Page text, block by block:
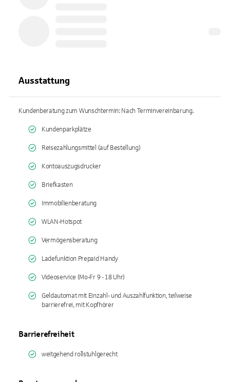
Ausstattung
Kundenberatung zum Wunschtermin: Nach Terminvereinbarung.
Kundenparkplätze
Reisezahlungsmittel (auf Bestellung)
Kontoauszugsdrucker
Briefkasten
Immobilienberatung
WLAN-Hotspot
Vermögensberatung
Ladefunktion Prepaid Handy
Videoservice (Mo-Fr 9 - 18 Uhr)
Geldautomat mit Einzahl- und Auszahlfunktion, teilweise
barrierefrei, mit Kopfhörer
Barrierefreiheit
weitgehend rollstuhlgerecht